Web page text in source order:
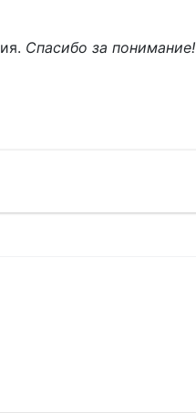
Спасибо за понимание!